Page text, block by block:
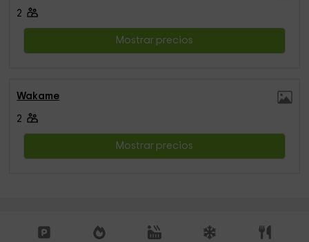
2
Mostrar precios
Wakame
2
Mostrar precios